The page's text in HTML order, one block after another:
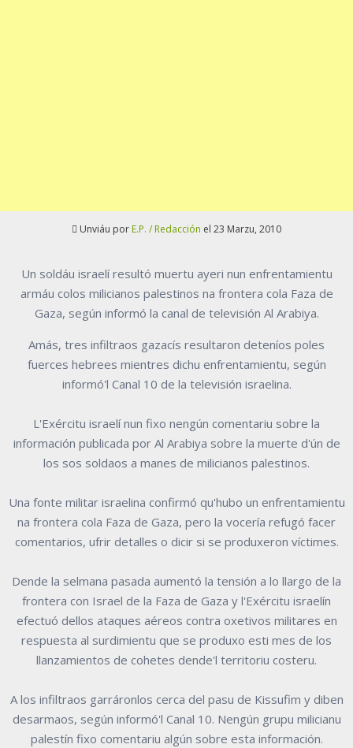
Unviáu por E.P. / Redacción el 23 Marzu, 2010
Un soldáu israelí resultó muertu ayeri nun enfrentamientu
armáu colos milicianos palestinos na frontera cola Faza de
Gaza, según informó la canal de televisión Al Arabiya.
Amás, tres infiltraos gazacís resultaron deteníos poles
fuerces hebrees mientres dichu enfrentamientu, según
informó'l Canal 10 de la televisión israelina.
L'Exércitu israelí nun fixo nengún comentariu sobre la
información publicada por Al Arabiya sobre la muerte d'ún de
los sos soldaos a manes de milicianos palestinos.
Una fonte militar israelina confirmó qu'hubo un enfrentamientu
na frontera cola Faza de Gaza, pero la vocería refugó facer
comentarios, ufrir detalles o dicir si se produxeron víctimes.
Dende la selmana pasada aumentó la tensión a lo llargo de la
frontera con Israel de la Faza de Gaza y l'Exércitu israelín
efectuó dellos ataques aéreos contra oxetivos militares en
respuesta al surdimientu que se produxo esti mes de los
llanzamientos de cohetes dende'l territoriu costeru.
A los infiltraos garráronlos cerca del pasu de Kissufim y diben
desarmaos, según informó'l Canal 10. Nengún grupu milicianu
palestín fixo comentariu algún sobre esta información.